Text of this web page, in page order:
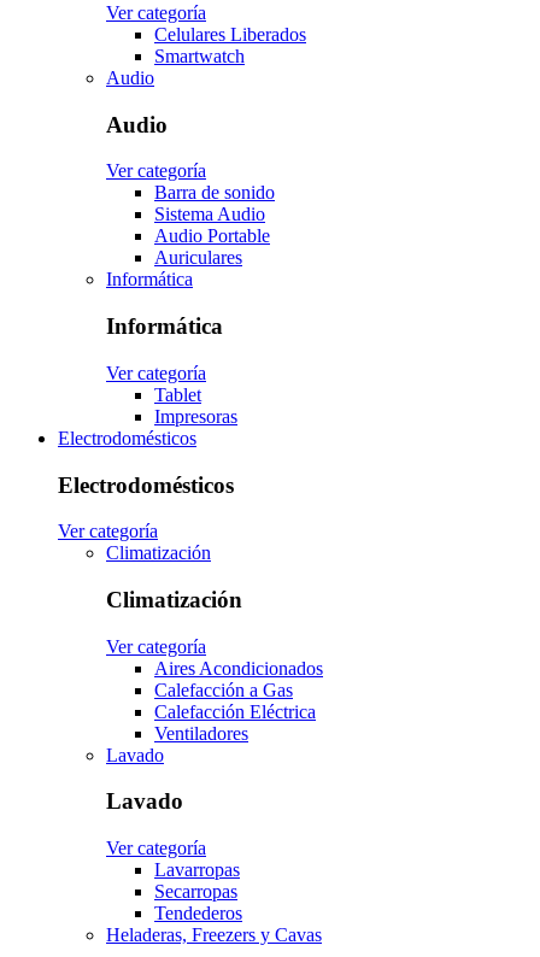
Ver categoría
Celulares Liberados
Smartwatch
Audio
Audio
Ver categoría
Barra de sonido
Sistema Audio
Audio Portable
Auriculares
Informática
Informática
Ver categoría
Tablet
Impresoras
Electrodomésticos
Electrodomésticos
Ver categoría
Climatización
Climatización
Ver categoría
Aires Acondicionados
Calefacción a Gas
Calefacción Eléctrica
Ventiladores
Lavado
Lavado
Ver categoría
Lavarropas
Secarropas
Tendederos
Heladeras, Freezers y Cavas